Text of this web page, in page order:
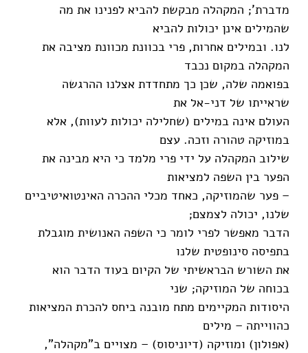
מדברת'; המקהלה מבקשת להביא לפנינו את מה
שהמילים אינן יכולות להביא
לנו. ובמילים אחרות, פרי בכוונת מכוונת מציבה את
המקהלה במקום נכבד
בפואמה שלה, שכן כך מתחדדת אצלנו ההרגשה
שראייתו של דני-אל את
העולם אינה במילים (שחלילה יכולות לעוות), אלא
במוזיקה טהורה וזכה. עצם
שילוב המקהלה על ידי פרי מלמד כי היא מבינה את
הפער בין השפה למציאות
– פער שהמוזיקה, כאחד מכלי ההכרה האינטואיטיביים
שלנו, יכולה לצמצם;
הדבר מאפשר לפרי לומר כי השפה האנושית מוגבלת
בתפיסה סינופטית שלנו
את השורש הבראשיתי של הקיום בעוד הדבר הוא
בכוחה של המוזיקה; שני
היסודות המקיימים מתח מובנה ביחס להכרת המציאות
כהווייתה – מילים
(אפולון) ומוזיקה (דיוניסוס) – מצויים ב"מקהלה",